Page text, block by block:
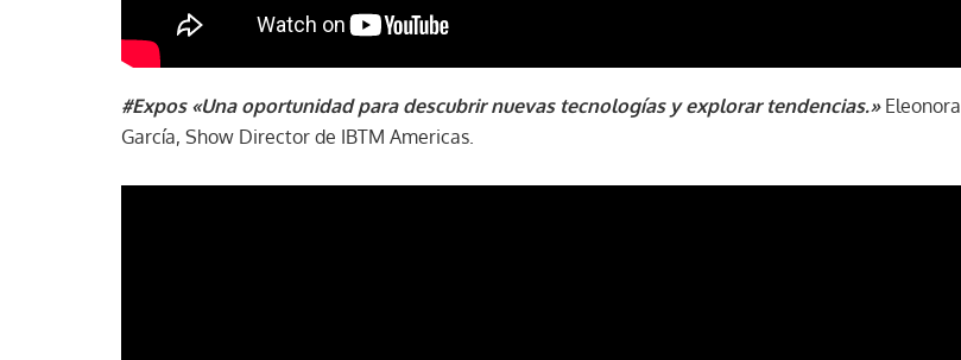
#Expos «Una oportunidad para descubrir nuevas tecnologías y explorar tendencias.»Eleonora
García, Show Director de IBTM Americas.